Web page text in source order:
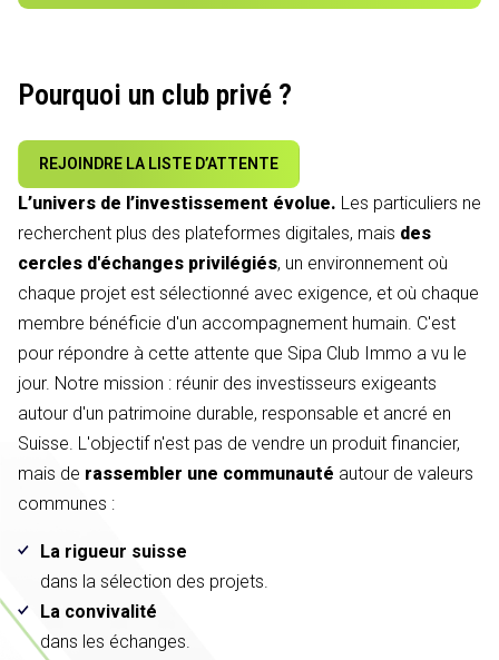
Pourquoi un club privé ?
REJOINDRE LA LISTE D’ATTENTE
L’univers de l’investissement évolue. Les particuliers ne
recherchent plus des plateformes digitales, mais des
cercles d'échanges privilégiés, un environnement où
chaque projet est sélectionné avec exigence, et où chaque
membre bénéficie d'un accompagnement humain. C'est
pour répondre à cette attente que Sipa Club Immo a vu le
jour. Notre mission : réunir des investisseurs exigeants
autour d'un patrimoine durable, responsable et ancré en
Suisse. L'objectif n'est pas de vendre un produit financier,
mais de rassembler une communauté autour de valeurs
communes :
La rigueur suisse
dans la sélection des projets.
La convivalité
dans les échanges.